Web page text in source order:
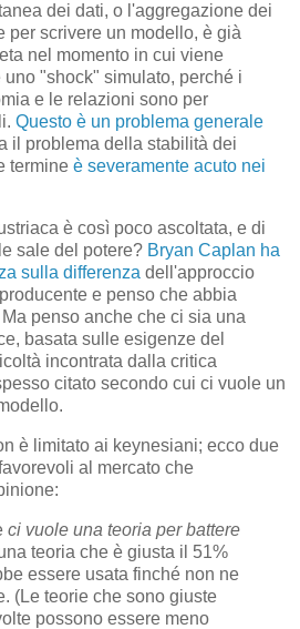
dei dati, o l'aggregazione dei
per scrivere un modello, è già
nel momento in cui viene
"shock" simulato, perché i
e le relazioni sono per
Questo è un problema generale
il problema della stabilità dei
termine è severamente acuto nei
è così poco ascoltata, e di
sale del potere? Bryan Caplan ha
sulla differenza dell'approccio
e penso che abbia
penso anche che ci sia una
basata sulle esigenze del
incontrata dalla critica
citato secondo cui ci vuole un
è limitato ai keynesiani; ecco due
al mercato che
ci vuole una teoria per battere
teoria che è giusta il 51%
essere usata finché non ne
(Le teorie che sono giuste
possono essere meno